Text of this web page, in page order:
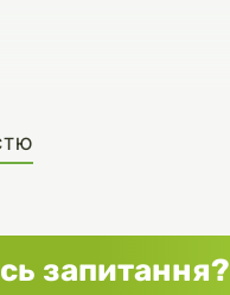
запитання?